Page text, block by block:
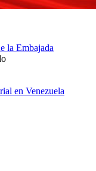
la Embajada
en Venezuela